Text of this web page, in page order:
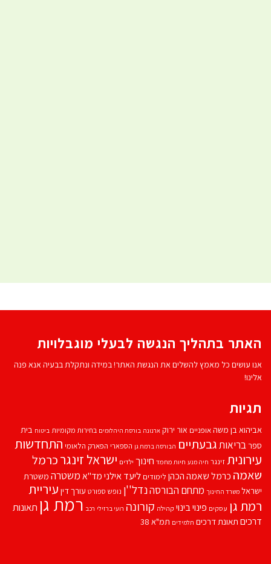
האתר בתהליך הנגשה לבעלי מוגבלויות
אנו עושים כל מאמץ להשלים את הנגשת האתר! במידה ונתקלת בבעיה אנא פנה
אלינו!
תגיות
אביהוא בן משהאופניים אור ירוק ארנונה בורסת היהלומים בחירות מקומיות ביטוח בית
ספרבריאותגבעתיים הבורסה ברמת גן הספארי הפארק הלאומי התחדשות
עירוניתזינגר חיה מנע חיות מחמד חינוך ילדים ישראל זינגרכרמל
שאמה כרמל שאמה הכהן לימודים ליעד אילנימד''אמשטרה משטרת
ישראל משרד החינוך מתחם הבורסהנדל''ן נופש ספורט עורך דין עיריית
רמת גן עסקים פינוי בינוי קהילה קורונה רועי ברזילי רכב רמת גן תאונות
דרכים תאונת דרכים תלמידים תמ"א 38